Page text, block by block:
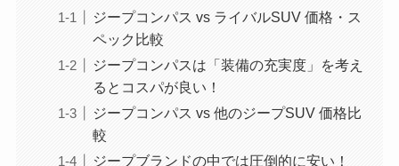
ジープコンパス vs ライバルSUV 価格・ス
ペック比較
ジープコンパスは「装備の充実度」を考え
るとコスパが良い！
ジープコンパス vs 他のジープSUV 価格比
較
ジープブランドの中では圧倒的に安い！